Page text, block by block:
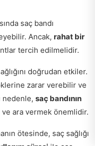
saç bandı
Ancak, rahat bir
tercih edilmelidir.
doğrudan etkiler.
zarar verebilir ve
nedenle, saç bandının
ve ara vermek önemlidir.
ötesinde, saç sağlığı